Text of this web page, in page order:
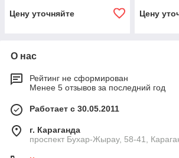
Цену уточняйте Цену
О нас
Рейтинг не сформирован
Менее 5 отзывов за последний год
Работает с 30.05.2011
г. Караганда
проспект Бухар-Жырау, 58-41,